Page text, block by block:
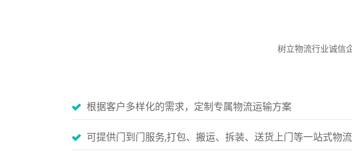
树立物流行业诚信
根据客户多样化的需求，定制专属物流运输方案
可提供门到门服务,打包、搬运、拆装、送货上门等一站式物